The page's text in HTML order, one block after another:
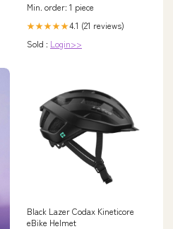
Min. order: 1 piece
★★★★★4.1 (21 reviews)
Sold : Login>>
Black Lazer Codax Kineticore
eBike Helmet